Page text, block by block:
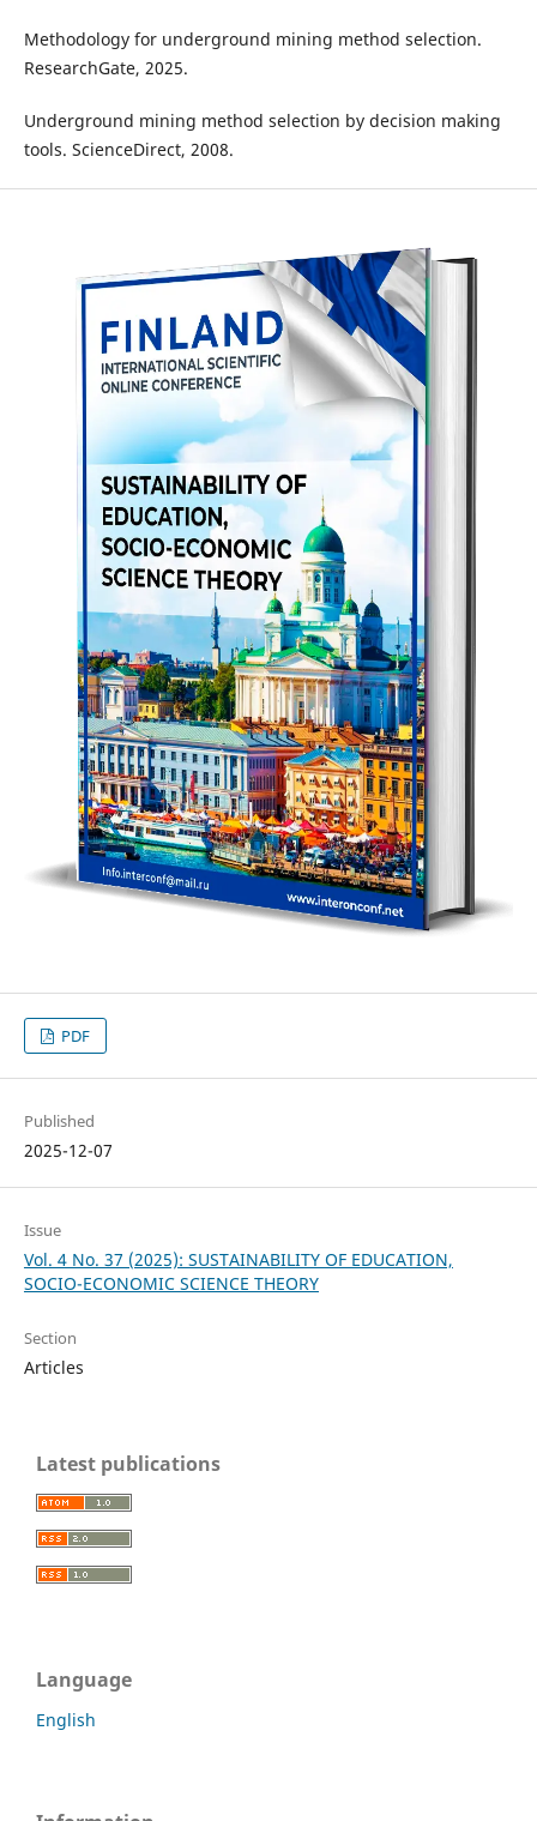
Methodology for underground mining method selection.
ResearchGate, 2025.
Underground mining method selection by decision making
tools. ScienceDirect, 2008.
PDF
Published
2025-12-07
Issue
Vol. 4 No. 37 (2025): SUSTAINABILITY OF EDUCATION,
SOCIO-ECONOMIC SCIENCE THEORY
Section
Articles
Latest publications
Language
English